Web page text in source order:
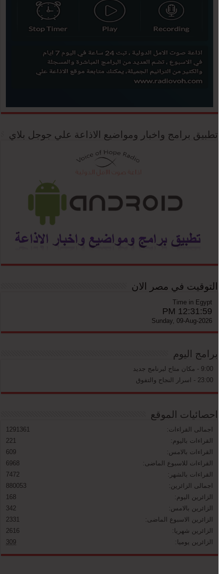
تطبيق برامج واخبار ومواضيع الاذاعة علي جوجل بلاي
التوقيت في مصر الان
Time in Egypt
12:31:59 PM
Sunday, 09-Aug-2026
برامج اليوم
9:00 - مكان متاح لبرنامج جديد
23:00 - اسرار النجاح والتفوق
احصائيات الموقع
1291361
اجمالى القراءات:
221
القراءات باليوم:
609
القراءات بالامس:
6968
القراءات للاسبوع الماضى:
7472
القراءات بالشهر:
880053
اجمالى الزائرين:
168
الزائرين اليوم:
342
الزائرين بالامس:
2331
الزائرين الاسبوع الماضى:
2616
الزائرين شهريا:
309
الزائرين يوميا: